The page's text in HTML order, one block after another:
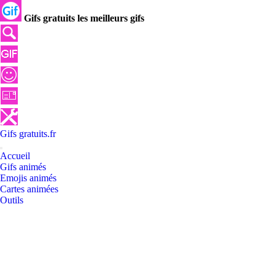
Gifs gratuits les meilleurs gifs
Gifs gratuits.fr
Accueil
Gifs animés
Emojis animés
Cartes animées
Outils